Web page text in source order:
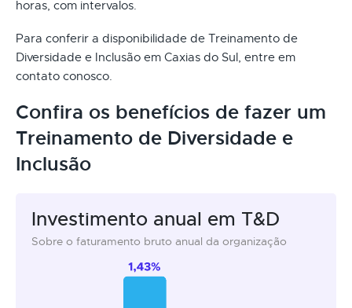
horas, com intervalos.
Para conferir a disponibilidade de Treinamento de
Diversidade e Inclusão em Caxias do Sul, entre em
contato conosco.
Confira os benefícios de fazer um
Treinamento de Diversidade e
Inclusão
Investimento anual em T&D
Sobre o faturamento bruto anual da organização